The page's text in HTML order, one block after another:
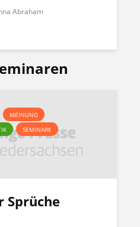
Abraham
MEINUNG
SEMINARE
Sprüche